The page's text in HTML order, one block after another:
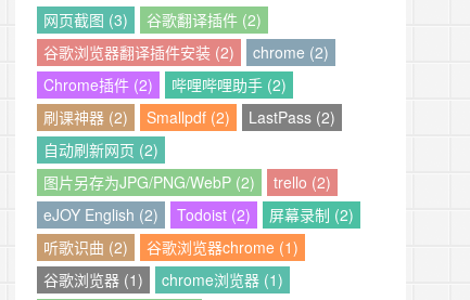
网页截图 (3)
谷歌翻译插件 (2)
谷歌浏览器翻译插件安装 (2)
chrome (2)
Chrome插件 (2)
哔哩哔哩助手 (2)
刷课神器 (2)
Smallpdf (2)
LastPass (2)
自动刷新网页 (2)
图片另存为JPG/PNG/WebP (2)
trello (2)
eJOY English (2)
Todoist (2)
屏幕录制 (2)
听歌识曲 (2)
谷歌浏览器chrome (1)
谷歌浏览器 (1)
chrome浏览器 (1)